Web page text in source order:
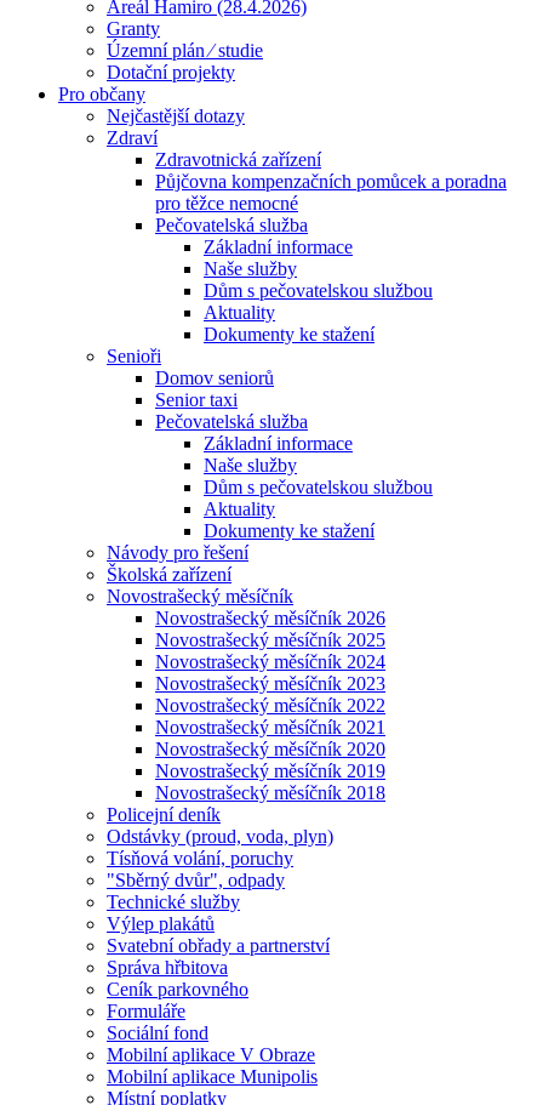
Areál Hamiro (28.4.2026)
Granty
Územní plán ⁄ studie
Dotační projekty
Pro občany
Nejčastější dotazy
Zdraví
Zdravotnická zařízení
Půjčovna kompenzačních pomůcek a poradna
pro těžce nemocné
Pečovatelská služba
Základní informace
Naše služby
Dům s pečovatelskou službou
Aktuality
Dokumenty ke stažení
Senioři
Domov seniorů
Senior taxi
Pečovatelská služba
Základní informace
Naše služby
Dům s pečovatelskou službou
Aktuality
Dokumenty ke stažení
Návody pro řešení
Školská zařízení
Novostrašecký měsíčník
Novostrašecký měsíčník 2026
Novostrašecký měsíčník 2025
Novostrašecký měsíčník 2024
Novostrašecký měsíčník 2023
Novostrašecký měsíčník 2022
Novostrašecký měsíčník 2021
Novostrašecký měsíčník 2020
Novostrašecký měsíčník 2019
Novostrašecký měsíčník 2018
Policejní deník
Odstávky (proud, voda, plyn)
Tísňová volání, poruchy
"Sběrný dvůr", odpady
Technické služby
Výlep plakátů
Svatební obřady a partnerství
Správa hřbitova
Ceník parkovného
Formuláře
Sociální fond
Mobilní aplikace V Obraze
Mobilní aplikace Munipolis
Místní poplatky